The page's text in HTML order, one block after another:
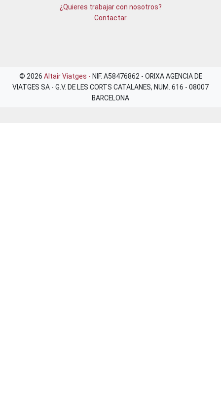
¿Quieres trabajar con nosotros?
Contactar
© 2026 Altair Viatges - NIF. A58476862 - ORIXA AGENCIA DE
VIATGES SA - G.V. DE LES CORTS CATALANES, NUM. 616 - 08007
BARCELONA